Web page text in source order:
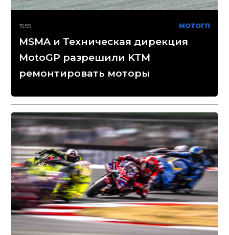
15:55 МОТОГП
MSMA и Техническая дирекция
MotoGP разрешили KTM
ремонтировать моторы